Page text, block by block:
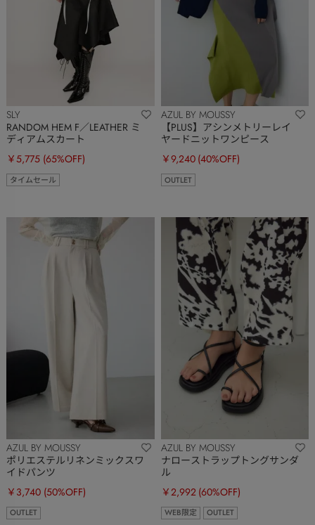
SLY
RANDOM HEM F／LEATHER ミ
ディアムスカート
￥5,775 (65%OFF)
タイムセール
AZUL BY MOUSSY
【PLUS】アシンメトリーレイ
ヤードニットワンピース
￥9,240 (40%OFF)
OUTLET
AZUL BY MOUSSY
ポリエステルリネンミックスワ
イドパンツ
￥3,740 (50%OFF)
OUTLET
AZUL BY MOUSSY
ナローストラップトングサンダ
ル
￥2,992 (60%OFF)
WEB限定 OUTLET